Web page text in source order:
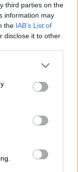
third parties on the
information may
the IAB’s List of
disclose it to other
or more Google
You may click to
party tags to
in below Google
«Je suis
τους
χρόνια
εντυπωσίασε
All Star»